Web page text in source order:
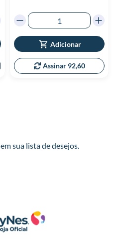
Adicionar
Assinar 92,60
sua lista de desejos.